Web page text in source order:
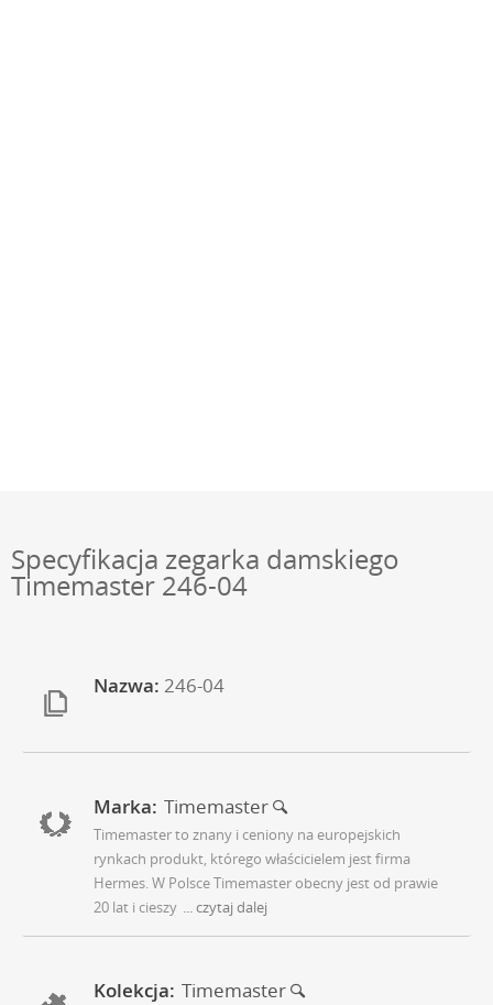
Specyfikacja zegarka damskiego
Timemaster 246-04
Nazwa: 246-04
Marka: Timemaster
Timemaster to znany i ceniony na europejskich
rynkach produkt, którego właścicielem jest firma
Hermes. W Polsce Timemaster obecny jest od prawie
20 lat i cieszy ... czytaj dalej
Kolekcja: Timemaster